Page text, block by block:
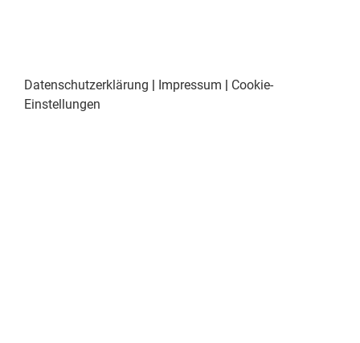
Datenschutzerklärung Impressum
Cookie-
Einstellungen